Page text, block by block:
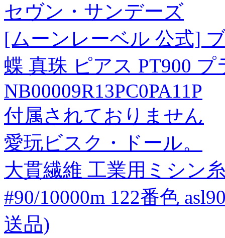
セヴン・サンデーズ
[ムーンレーベル 公式]
蝶 真珠 ピアス PT900
NB00009R13PC0PA11P
付属されておりません
愛玩ビスク・ドール。
大貫繊維 工業用ミシン
#90/10000m 122番色
送品)